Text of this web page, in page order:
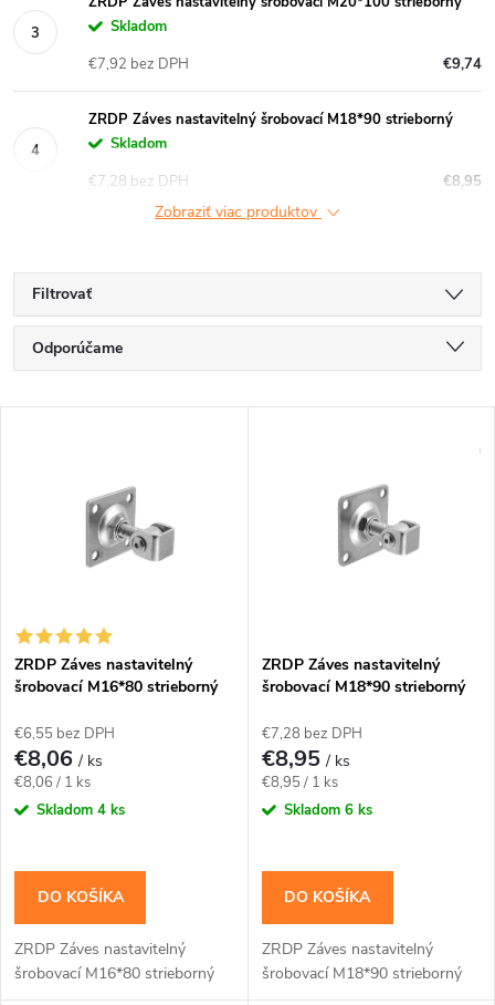
Skladom
€9,74
€7,92 bez DPH
ZRDP Záves nastavitelný šrobovací M18*90 strieborný
Skladom
€8,95
€7,28 bez DPH
Zobraziť viac produktov
Filtrovať
R
a
i
e
p
r
u
Odporúčame
Abecedne
s
p
r
o
d
u
k
ZRDP Záves nastavitelný
šrobovací M16*80 strieborný
€6,55 bez DPH
€8,06/ ks
Jednotková
cena:
€8,06 / 1 ks
Skladom 4 ks
DO KOŠÍKA
ZRDP Záves nastavitelný
šrobovací M16*80 strieborný
ZRDP Záves nastavitelný
šrobovací M18*90 strieborný
€7,28 bez DPH
€8,95/ ks
Jednotková
cena:
€8,95 / 1 ks
Skladom 6 ks
DO KOŠÍKA
ZRDP Záves nastavitelný
šrobovací M18*90 strieborný